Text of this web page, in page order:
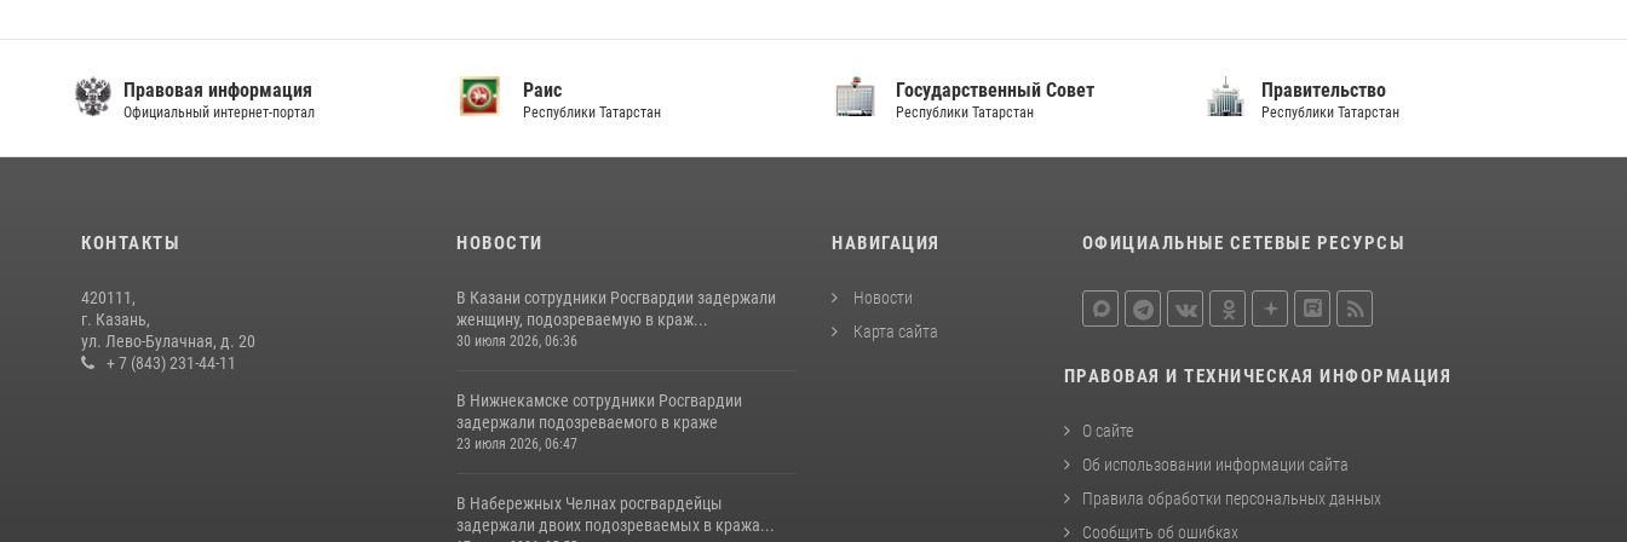
В День крещения Руси военнослужащие
Росгвардии посетили праздничное
богослужение
28 июля 2026, 09:38 4
Правовая информация
Официальный интернет-портал
Раис
Республики Татарстан
Государственный Совет
Республики Татарстан
Правительство
Республики Татарстан
КОНТАКТЫ
420111,
г. Казань,
ул. Лево-Булачная, д. 20
+ 7 (843) 231-44-11
НОВОСТИ
В Казани сотрудники Росгвардии задержали
женщину, подозреваемую в краж...
30 июля 2026, 06:36
В Нижнекамске сотрудники Росгвардии
задержали подозреваемого в краже
23 июля 2026, 06:47
В Набережных Челнах росгвардейцы
задержали двоих подозреваемых в кража...
НАВИГАЦИЯ
Новости
Карта сайта
ОФИЦИАЛЬНЫЕ СЕТЕВЫЕ РЕСУРСЫ
ПРАВОВАЯ И ТЕХНИЧЕСКАЯ ИНФОРМАЦИЯ
О сайте
Об использовании информации сайта
Правила обработки персональных данных
Сообщить об ошибках